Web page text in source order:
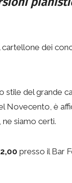
dei
stile del grande
Novecento, è
siamo certi.
presso il Bar